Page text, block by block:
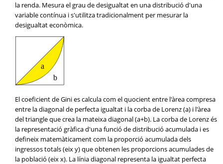
la renda. Mesura el grau de desigualtat en una distribució d'una
variable contínua i s'utilitza tradicionalment per mesurar la
desigualtat econòmica.
El coeficient de Gini es calcula com el quocient entre l'àrea compresa
entre la diagonal de perfecta igualtat i la corba de Lorenz (a) i l'àrea
del triangle que crea la mateixa diagonal (a+b). La corba de Lorenz és
la representació gràfica d'una funció de distribució acumulada i es
defineix matemàticament com la proporció acumulada dels
ingressos totals (eix y) que obtenen les proporcions acumulades de
la població (eix x). La línia diagonal representa la igualtat perfecta